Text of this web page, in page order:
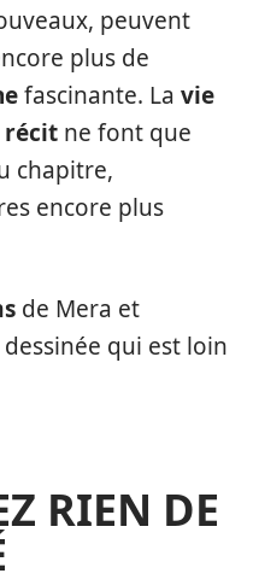
peuvent
plus de
fascinante. La vie
récit ne font que
chapitre,
encore plus
de Mera et
dessinée qui est loin
RIEN DE